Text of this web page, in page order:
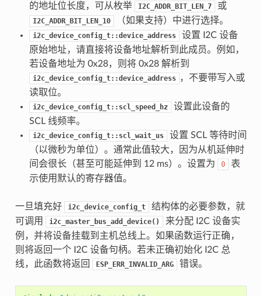
的地址位长度，可从枚举
I2C_ADDR_BIT_LEN_7 或
I2C_ADDR_BIT_LEN_10 （如果支持）中进行选择。
i2c_device_config_t::device_address
设置 I2C 设备
原始地址，请直接将设备地址解析到此成员。例如，
若设备地址为 0x28，则将 0x28 解析到
i2c_device_config_t::device_address ，不要带写入或
读取位。
i2c_device_config_t::scl_speed_hz
设置此设备的
SCL 线频率。
i2c_device_config_t::scl_wait_us
设置 SCL 等待时间
（以微秒为单位）。通常此值较大，因为从机延伸时
间会很长（甚至可能延伸到 12 ms）。设置为
0
表
示使用默认的寄存器值。
一旦填充好 i2c_device_config_t
结构体的必要参数，就
可调用
i2c_master_bus_add_device()
来分配 I2C 设备实
例，并将设备挂载到主机总线上。如果函数运行正确，
则将返回一个 I2C 设备句柄。若未正确初始化 I2C 总
线，此函数将返回
ESP_ERR_INVALID_ARG 错误。